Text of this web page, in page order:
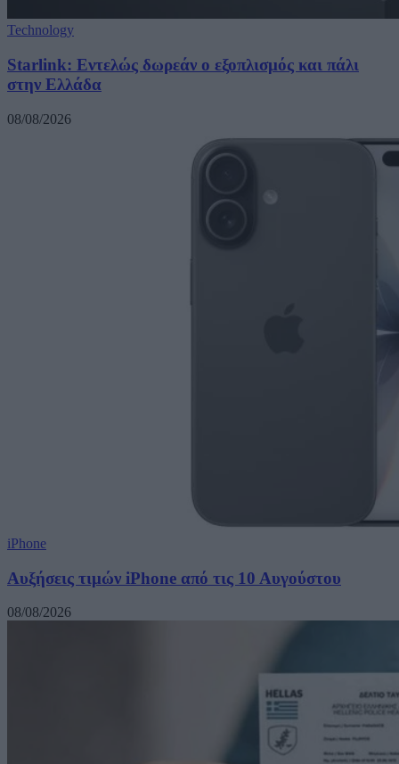
Technology
Starlink: Εντελώς δωρεάν ο εξοπλισμός και πάλι
στην Ελλάδα
08/08/2026
iPhone
Αυξήσεις τιμών iPhone από τις 10 Αυγούστου
08/08/2026